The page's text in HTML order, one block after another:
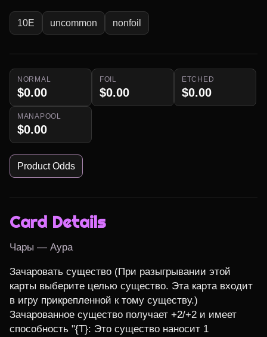
10E uncommon nonfoil
NORMAL
$0.00
FOIL
$0.00
ETCHED
$0.00
MANAPOOL
$0.00
Product Odds
Card Details
Чары — Аура
Зачаровать существо (При разыгрывании этой
карты выберите целью существо. Эта карта входит
в игру прикрепленной к тому существу.)
Зачарованное существо получает +2/+2 и имеет
способность "{T}: Это существо наносит 1